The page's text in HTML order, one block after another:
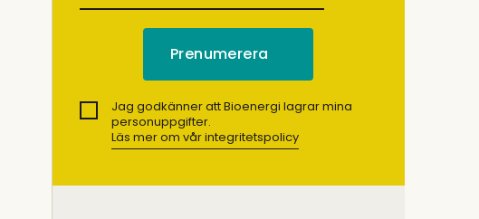
Jag godkänner att Bioenergi lagrar mina
personuppgifter.
Läs mer om vår integritetspolicy